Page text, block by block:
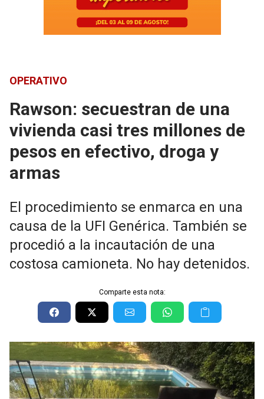
OPERATIVO
Rawson: secuestran de una
vivienda casi tres millones de
pesos en efectivo, droga y
armas
El procedimiento se enmarca en una
causa de la UFI Genérica. También se
procedió a la incautación de una
costosa camioneta. No hay detenidos.
Comparte esta nota: